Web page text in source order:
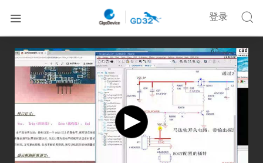
 
登录
首页 基于Cadence的GD32 MCU硬件设计课程四